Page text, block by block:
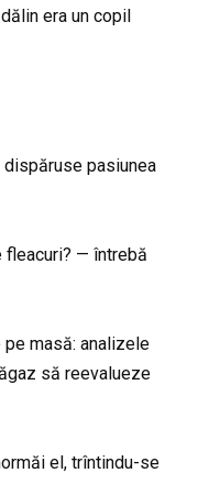
era un copil
dispăruse pasiunea
fleacuri? — întrebă
pe masă: analizele
să reevalueze
el, trîntindu-se